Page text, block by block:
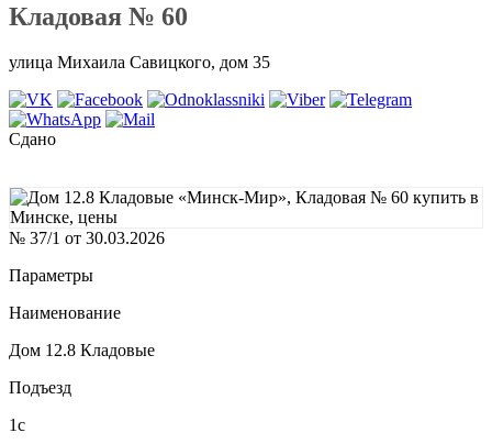
Кладовая № 60
улица Михаила Савицкого, дом 35
Сдано
№ 37/1 от 30.03.2026
Параметры
Наименование
Дом 12.8 Кладовые
Подъезд
1с